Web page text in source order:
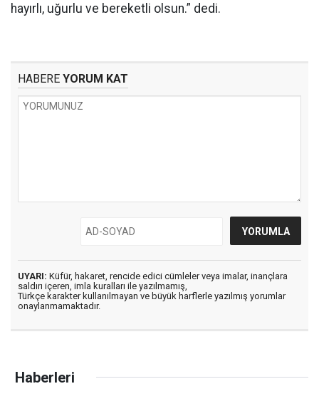
hayırlı, uğurlu ve bereketli olsun.” dedi.
HABERE YORUM KAT
UYARI: Küfür, hakaret, rencide edici cümleler veya imalar, inançlara
saldırı içeren, imla kuralları ile yazılmamış,
Türkçe karakter kullanılmayan ve büyük harflerle yazılmış yorumlar
onaylanmamaktadır.
Haberleri